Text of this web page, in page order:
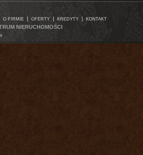
O FIRMIE | OFERTY | KREDYTY | KONTAKT
NIERUCHOMOŚCI